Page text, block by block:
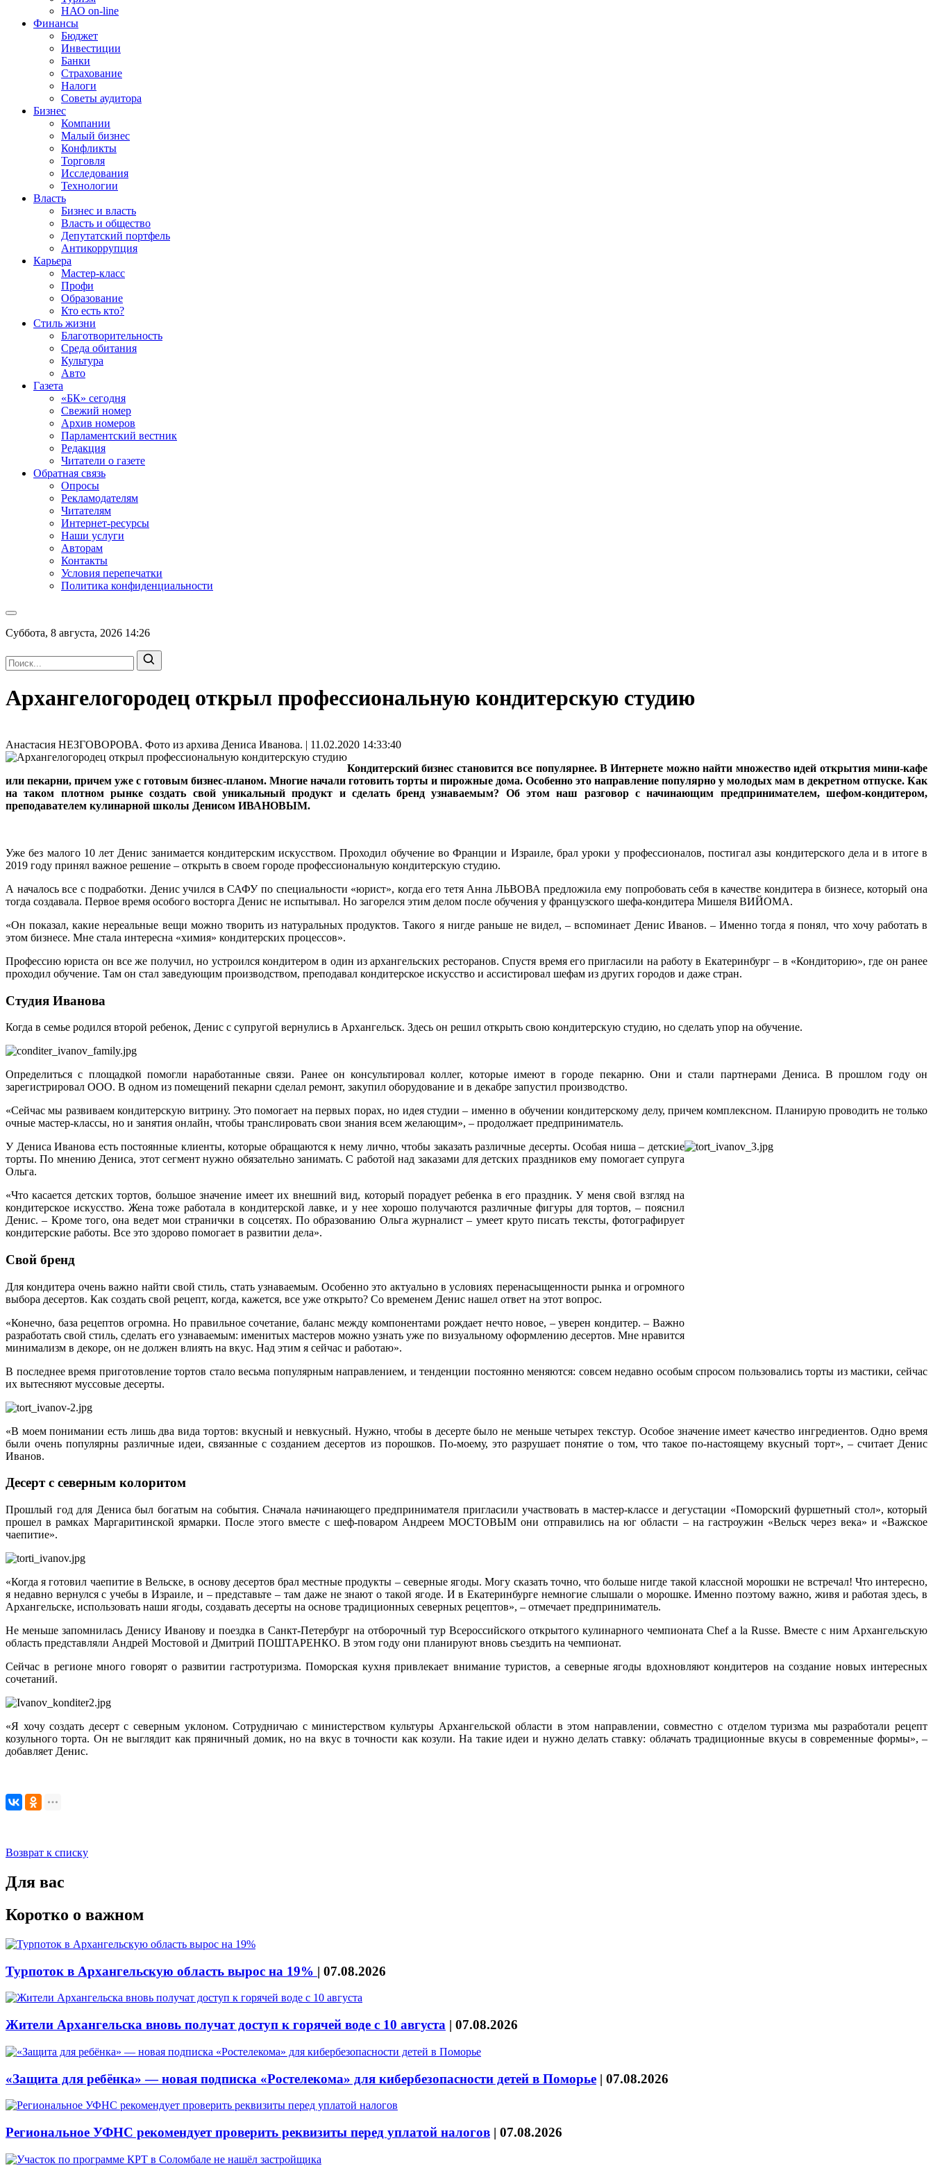
НАО on-line
Финансы
Бюджет
Инвестиции
Банки
Страхование
Налоги
Советы аудитора
Бизнес
Компании
Малый бизнес
Конфликты
Торговля
Исследования
Технологии
Власть
Бизнес и власть
Власть и общество
Депутатский портфель
Антикоррупция
Карьера
Мастер-класс
Профи
Образование
Кто есть кто?
Стиль жизни
Благотворительность
Среда обитания
Культура
Авто
Газета
«БК» сегодня
Свежий номер
Архив номеров
Парламентский вестник
Редакция
Читатели о газете
Обратная связь
Опросы
Рекламодателям
Читателям
Интернет-ресурсы
Наши услуги
Авторам
Контакты
Условия перепечатки
Политика конфиденциальности
Суббота, 8 августа, 2026 14:26
Архангелогородец открыл профессиональную кондитерскую студию
Анастасия НЕЗГОВОРОВА. Фото из архива Дениса Иванова. | 11.02.2020 14:33:40
Кондитерский бизнес становится все популярнее. В Интернете можно найти множество идей открытия мини-кафе
или пекарни, причем уже с готовым бизнес-планом. Многие начали готовить торты и пирожные дома. Особенно это направление популярно у молодых мам в декретном отпуске. Как
на таком плотном рынке создать свой уникальный продукт и сделать бренд узнаваемым? Об этом наш разговор с начинающим предпринимателем, шефом-кондитером,
преподавателем кулинарной школы Денисом ИВАНОВЫМ.
Уже без малого 10 лет Денис занимается кондитерским искусством. Проходил обучение во Франции и Израиле, брал уроки у профессионалов, постигал азы кондитерского дела и в итоге в
2019 году принял важное решение – открыть в своем городе профессиональную кондитерскую студию.
А началось все с подработки. Денис учился в САФУ по специальности «юрист», когда его тетя Анна ЛЬВОВА предложила ему попробовать себя в качестве кондитера в бизнесе, который она
тогда создавала. Первое время особого восторга Денис не испытывал. Но загорелся этим делом после обучения у французского шефа-кондитера Мишеля ВИЙОМА.
«Он показал, какие нереальные вещи можно творить из натуральных продуктов. Такого я нигде раньше не видел, – вспоминает Денис Иванов. – Именно тогда я понял, что хочу работать в
этом бизнесе. Мне стала интересна «химия» кондитерских процессов».
Профессию юриста он все же получил, но устроился кондитером в один из архангельских ресторанов. Спустя время его пригласили на работу в Екатеринбург – в «Кондиторию», где он ранее
проходил обучение. Там он стал заведующим производством, преподавал кондитерское искусство и ассистировал шефам из других городов и даже стран.
Студия Иванова
Когда в семье родился второй ребенок, Денис с супругой вернулись в Архангельск. Здесь он решил открыть свою кондитерскую студию, но сделать упор на обучение.
Определиться с площадкой помогли наработанные связи. Ранее он консультировал коллег, которые имеют в городе пекарню. Они и стали партнерами Дениса. В прошлом году он
зарегистрировал ООО. В одном из помещений пекарни сделал ремонт, закупил оборудование и в декабре запустил производство.
«Сейчас мы развиваем кондитерскую витрину. Это помогает на первых порах, но идея студии – именно в обучении кондитерскому делу, причем комплексном. Планирую проводить не только
очные мастер-классы, но и занятия онлайн, чтобы транслировать свои знания всем желающим», – продолжает предприниматель.
У Дениса Иванова есть постоянные клиенты, которые обращаются к нему лично, чтобы заказать различные десерты. Особая ниша – детские
торты. По мнению Дениса, этот сегмент нужно обязательно занимать. С работой над заказами для детских праздников ему помогает супруга
Ольга.
«Что касается детских тортов, большое значение имеет их внешний вид, который порадует ребенка в его праздник. У меня свой взгляд на
кондитерское искусство. Жена тоже работала в кондитерской лавке, и у нее хорошо получаются различные фигуры для тортов, – пояснил
Денис. – Кроме того, она ведет мои странички в соцсетях. По образованию Ольга журналист – умеет круто писать тексты, фотографирует
кондитерские работы. Все это здорово помогает в развитии дела».
Свой бренд
Для кондитера очень важно найти свой стиль, стать узнаваемым. Особенно это актуально в условиях перенасыщенности рынка и огромного
выбора десертов. Как создать свой рецепт, когда, кажется, все уже открыто? Со временем Денис нашел ответ на этот вопрос.
«Конечно, база рецептов огромна. Но правильное сочетание, баланс между компонентами рождает нечто новое, – уверен кондитер. – Важно
разработать свой стиль, сделать его узнаваемым: именитых мастеров можно узнать уже по визуальному оформлению десертов. Мне нравится
минимализм в декоре, он не должен влиять на вкус. Над этим я сейчас и работаю».
В последнее время приготовление тортов стало весьма популярным направлением, и тенденции постоянно меняются: совсем недавно особым спросом пользовались торты из мастики, сейчас
их вытесняют муссовые десерты.
«В моем понимании есть лишь два вида тортов: вкусный и невкусный. Нужно, чтобы в десерте было не меньше четырех текстур. Особое значение имеет качество ингредиентов. Одно время
были очень популярны различные идеи, связанные с созданием десертов из порошков. По-моему, это разрушает понятие о том, что такое по-настоящему вкусный торт», – считает Денис
Иванов.
Десерт с северным колоритом
Прошлый год для Дениса был богатым на события. Сначала начинающего предпринимателя пригласили участвовать в мастер-классе и дегустации «Поморский фуршетный стол», который
прошел в рамках Маргаритинской ярмарки. После этого вместе с шеф-поваром Андреем МОСТОВЫМ они отправились на юг области – на гастроужин «Вельск через века» и «Важское
чаепитие».
«Когда я готовил чаепитие в Вельске, в основу десертов брал местные продукты – северные ягоды. Могу сказать точно, что больше нигде такой классной морошки не встречал! Что интересно,
я недавно вернулся с учебы в Израиле, и – представьте – там даже не знают о такой ягоде. И в Екатеринбурге немногие слышали о морошке. Именно поэтому важно, живя и работая здесь, в
Архангельске, использовать наши ягоды, создавать десерты на основе традиционных северных рецептов», – отмечает предприниматель.
Не меньше запомнилась Денису Иванову и поездка в Санкт-Петербург на отборочный тур Всероссийского открытого кулинарного чемпионата Chef a la Russe. Вместе с ним Архангельскую
область представляли Андрей Мостовой и Дмитрий ПОШТАРЕНКО. В этом году они планируют вновь съездить на чемпионат.
Сейчас в регионе много говорят о развитии гастротуризма. Поморская кухня привлекает внимание туристов, а северные ягоды вдохновляют кондитеров на создание новых интересных
сочетаний.
«Я хочу создать десерт с северным уклоном. Сотрудничаю с министерством культуры Архангельской области в этом направлении, совместно с отделом туризма мы разработали рецепт
козульного торта. Он не выглядит как пряничный домик, но на вкус в точности как козули. На такие идеи и нужно делать ставку: облачать традиционные вкусы в современные формы», –
добавляет Денис.
Возврат к списку
Для вас
Коротко о важном
Турпоток в Архангельскую область вырос на 19% | 07.08.2026
Жители Архангельска вновь получат доступ к горячей воде с 10 августа | 07.08.2026
«Защита для ребёнка» — новая подписка «Ростелекома» для кибербезопасности детей в Поморье | 07.08.2026
Региональное УФНС рекомендует проверить реквизиты перед уплатой налогов | 07.08.2026